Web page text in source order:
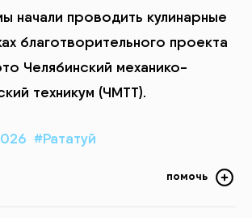
начали проводить кулинарные
благотворительного проекта
Челябинский механико-
техникум (ЧМТТ).
#Рататуй
помочь